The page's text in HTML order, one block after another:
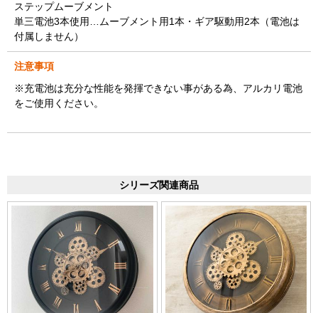
ステップムーブメント
単三電池3本使用…ムーブメント用1本・ギア駆動用2本（電池は
付属しません）
注意事項
※充電池は充分な性能を発揮できない事がある為、アルカリ電池
をご使用ください。
シリーズ関連商品